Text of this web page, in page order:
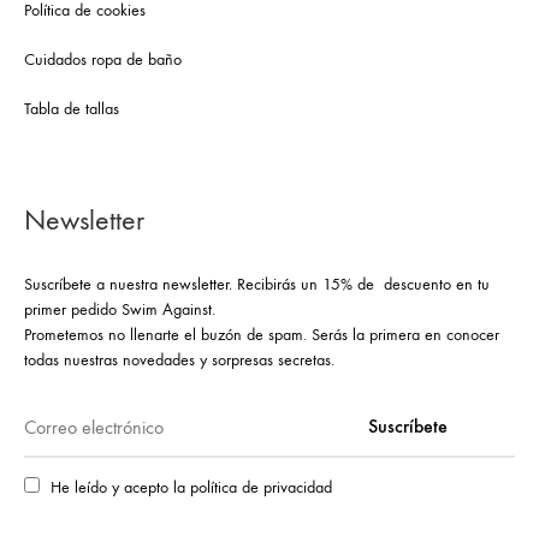
Política de cookies
Cuidados ropa de baño
Tabla de tallas
Newsletter
Suscríbete a nuestra newsletter. Recibirás un 15% de descuento en tu
primer pedido Swim Against.
Prometemos no llenarte el buzón de spam. Serás la primera en conocer
todas nuestras novedades y sorpresas secretas.
He leído y acepto la política de privacidad